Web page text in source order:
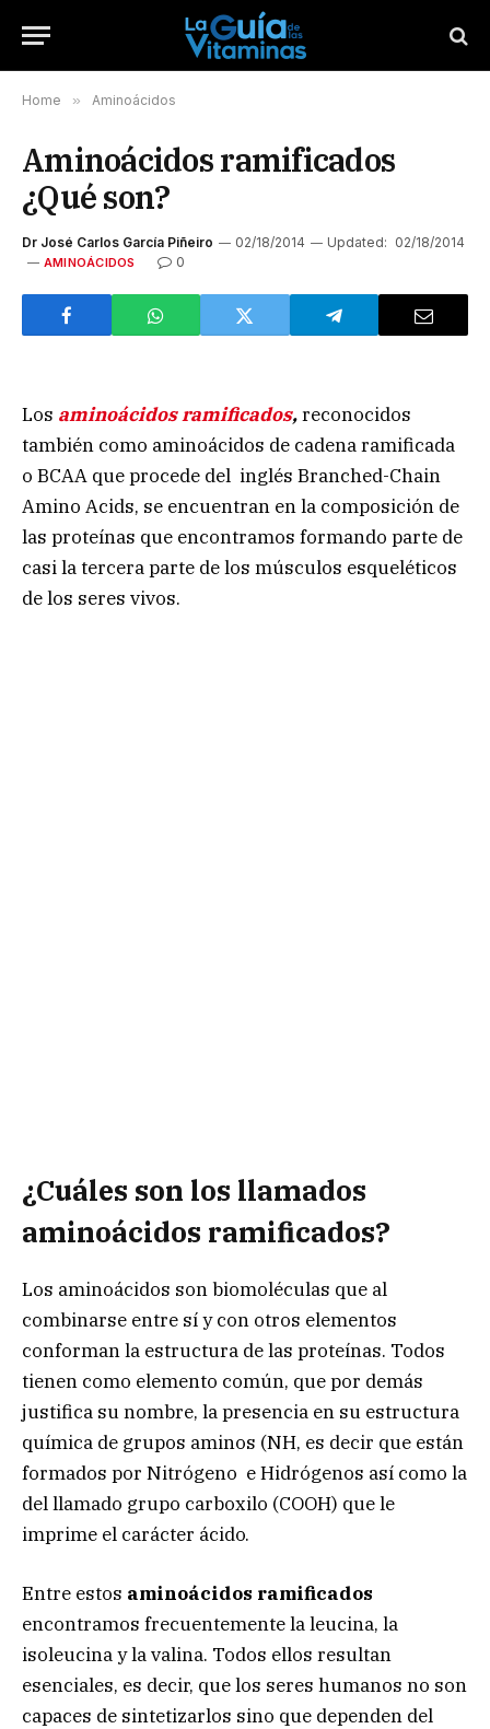
Home » Aminoácidos
Aminoácidos ramificados
¿Qué son?
Dr José Carlos García Piñeiro 02/18/2014 Updated: 02/18/2014
AMINOÁCIDOS 0
Los aminoácidos ramificados,reconocidos
también como aminoácidos de cadena ramificada
o BCAA que procede del inglés Branched-Chain
Amino Acids, se encuentran en la composición de
las proteínas que encontramos formando parte de
casi la tercera parte de los músculos esqueléticos
de los seres vivos.
¿Cuáles son los llamados
aminoácidos ramificados?
Los aminoácidos son biomoléculas que al
combinarse entre sí y con otros elementos
conforman la estructura de las proteínas. Todos
tienen como elemento común, que por demás
justifica su nombre, la presencia en su estructura
química de grupos aminos (NH, es decir que están
formados por Nitrógeno e Hidrógenos así como la
del llamado grupo carboxilo (COOH) que le
imprime el carácter ácido.
Entre estos aminoácidos ramificados
encontramos frecuentementela leucina, la
isoleucina y la valina. Todos ellos resultan
esenciales, es decir, que los seres humanos no son
capaces de sintetizarlos sino que dependen del